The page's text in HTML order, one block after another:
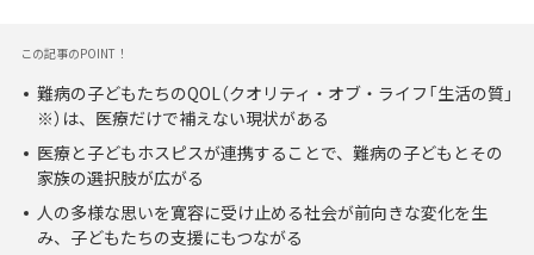
この記事のPOINT！
難病の子どもたちのQOL（クオリティ・オブ・ライフ「生活の質」
※）は、医療だけで補えない現状がある
医療と子どもホスピスが連携することで、難病の子どもとその
家族の選択肢が広がる
人の多様な思いを寛容に受け止める社会が前向きな変化を生
み、子どもたちの支援にもつながる